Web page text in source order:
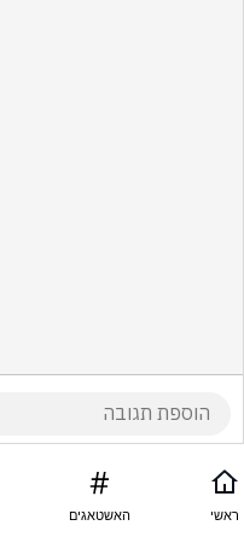
ראשי האשטאגים